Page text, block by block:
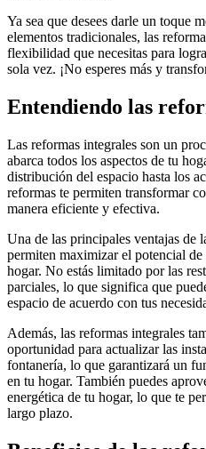
Ya sea que desees darle un toque
elementos tradicionales, las
flexibilidad que necesitas para
sola vez. ¡No esperes más y
Entendiendo las
Las reformas integrales son un
abarca todos los aspectos de tu
distribución del espacio hasta los
reformas te permiten transformar
manera eficiente y efectiva.
Una de las principales ventajas de
permiten maximizar el potencial
hogar. No estás limitado por las
parciales, lo que significa que
espacio de acuerdo con tus
Además, las reformas integrales
oportunidad para actualizar las
fontanería, lo que garantizará un
en tu hogar. También puedes
energética de tu hogar, lo que te
largo plazo.